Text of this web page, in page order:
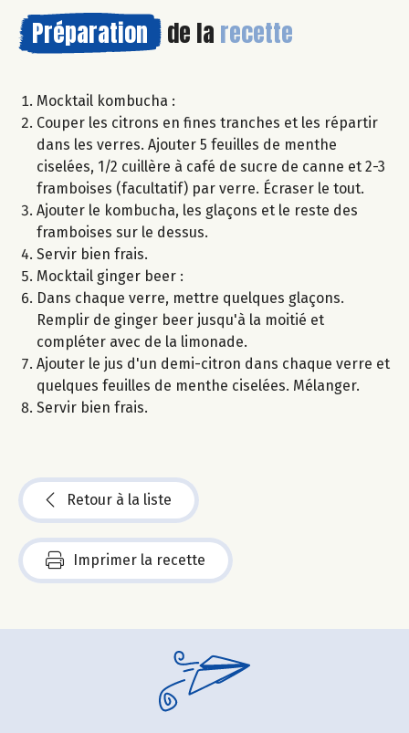
Préparation de la recette
Mocktail kombucha :
Couper les citrons en fines tranches et les répartir
dans les verres. Ajouter 5 feuilles de menthe
ciselées, 1/2 cuillère à café de sucre de canne et 2-3
framboises (facultatif) par verre. Écraser le tout.
Ajouter le kombucha, les glaçons et le reste des
framboises sur le dessus.
Servir bien frais.
Mocktail ginger beer :
Dans chaque verre, mettre quelques glaçons.
Remplir de ginger beer jusqu'à la moitié et
compléter avec de la limonade.
Ajouter le jus d'un demi-citron dans chaque verre et
quelques feuilles de menthe ciselées. Mélanger.
Servir bien frais.
Retour à la liste
Imprimer la recette